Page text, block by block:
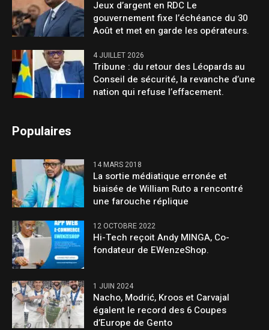
Jeux d’argent en RDC Le
gouvernement fixe l’échéance du 30
Août et met en garde les opérateurs.
4 JUILLET 2026
Tribune : du retour des Léopards au
Conseil de sécurité, la revanche d’une
nation qui refuse l’effacement.
Populaires
14 MARS 2018
La sortie médiatique erronée et
biaisée de William Ruto a rencontré
une farouche réplique
12 OCTOBRE 2022
Hi-Tech reçoit Andy MINGA, Co-
fondateur de EWenzeShop.
1 JUIN 2024
Nacho, Modrić, Kroos et Carvajal
égalent le record des 6 Coupes
d’Europe de Gento